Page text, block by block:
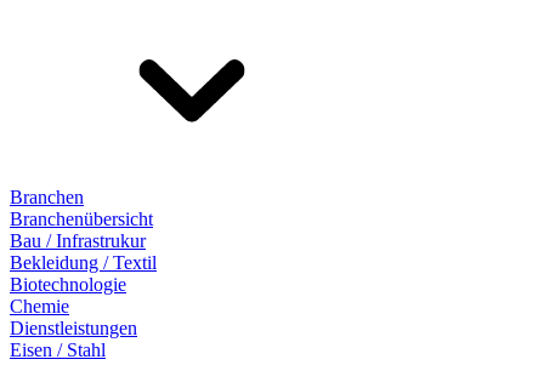
Branchen
Branchenübersicht
Bau / Infrastrukur
Bekleidung / Textil
Biotechnologie
Chemie
Dienstleistungen
Eisen / Stahl